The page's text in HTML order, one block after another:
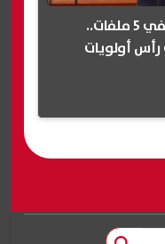
إيهاب منصور: الحكومة فشلت في 5 ملفات..
أولويات